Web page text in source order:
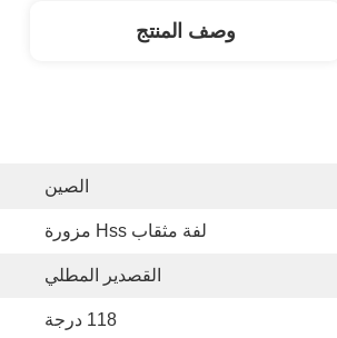
وصف المنتج
الصين
لفة مثقاب Hss مزورة
القصدير المطلي
118 درجة